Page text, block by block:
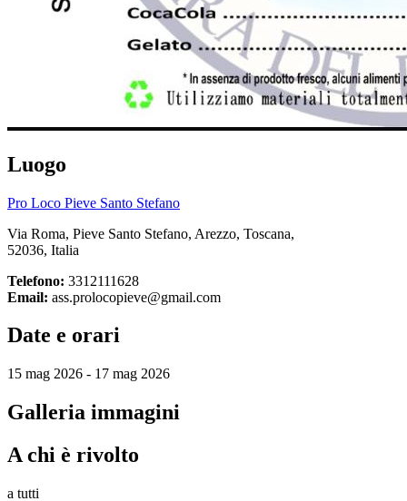
Luogo
Pro Loco Pieve Santo Stefano
Via Roma, Pieve Santo Stefano, Arezzo, Toscana,
52036, Italia
Telefono: 3312111628
Email: ass.prolocopieve@gmail.com
Date e orari
15 mag 2026 - 17 mag 2026
Galleria immagini
A chi è rivolto
a tutti